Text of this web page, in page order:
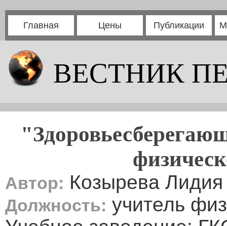
Главная Цены Публикации
ВЕСТНИК
Автор: Козырева
Должность: учитель